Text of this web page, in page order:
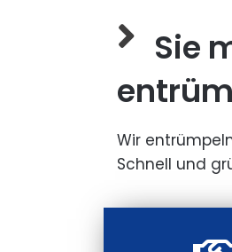
Sie
Wir
Schnell und